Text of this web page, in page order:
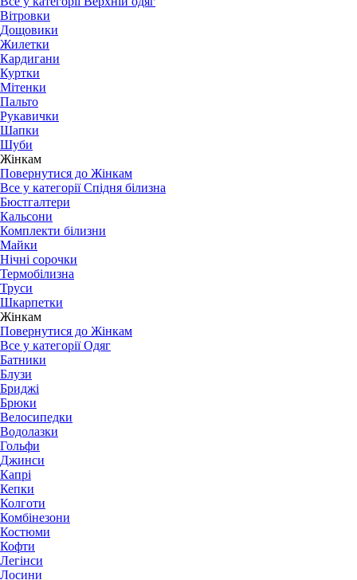
Вітровки
Дощовики
Жилетки
Кардигани
Куртки
Мітенки
Пальто
Рукавички
Шапки
Шуби
Жінкам
Повернутися до Жінкам
Все у категорії Спідня білизна
Бюстгалтери
Кальсони
Комплекти білизни
Майки
Нічні сорочки
Термобілизна
Труси
Шкарпетки
Жінкам
Повернутися до Жінкам
Все у категорії Одяг
Батники
Блузи
Бриджі
Брюки
Велосипедки
Водолазки
Гольфи
Джинси
Капрі
Кепки
Колготи
Комбінезони
Костюми
Кофти
Легінси
Лосини